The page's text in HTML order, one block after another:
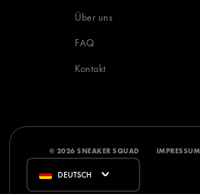
Über uns
FAQ
Kontakt
© 2026 SNEAKER SQUAD IMPRESSUM
DEUTSCH